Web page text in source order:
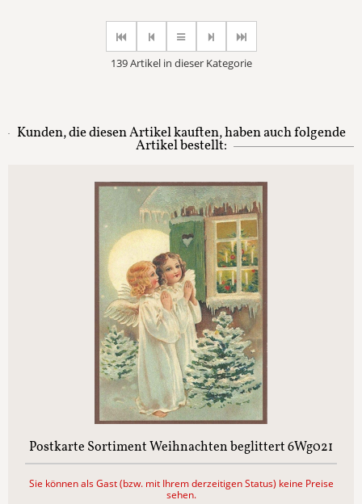
139 Artikel in dieser Kategorie
Kunden, die diesen Artikel kauften, haben auch folgende
Artikel bestellt:
Postkarte Sortiment Weihnachten beglittert 6Wg021
Sie können als Gast (bzw. mit Ihrem derzeitigen Status) keine Preise
sehen.